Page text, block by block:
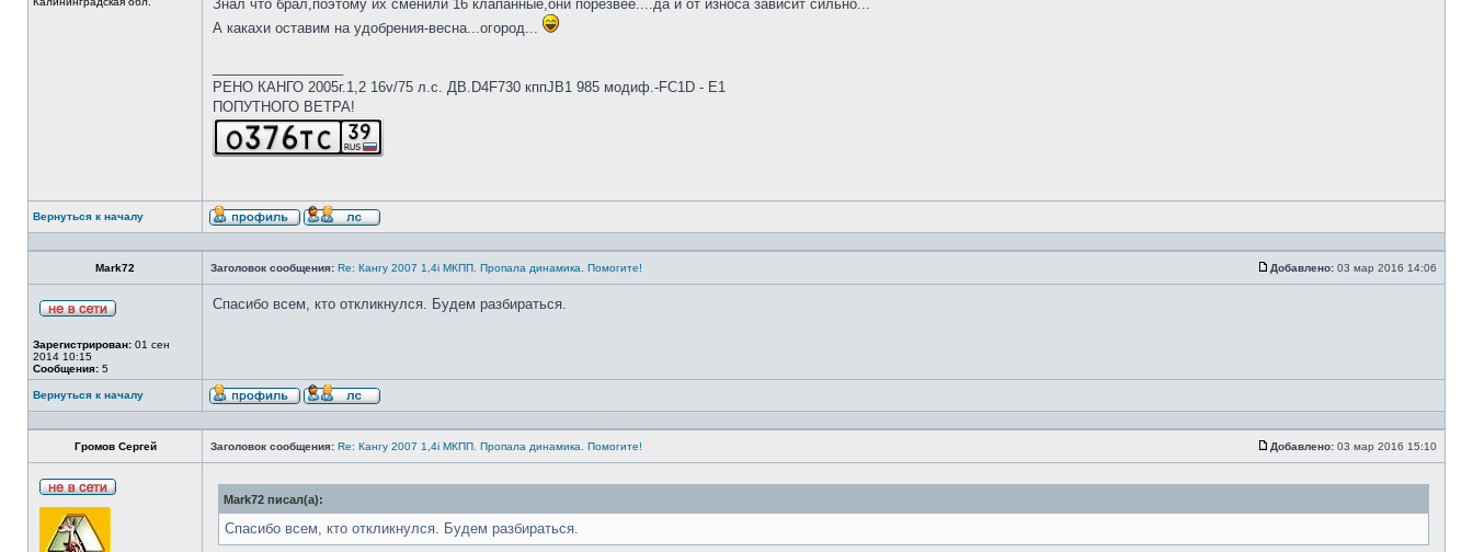
Знал что брал,поэтому их сменили 16 клапанные,они порезвее....да и от износа зависит сильно...
А какахи оставим на удобрения-весна...огород...
РЕНО КАНГО 2005г.1,2 16v/75 л.с. ДВ.D4F730 кппJB1 985 модиф.-FC1D - E1
ПОПУТНОГО ВЕТРА!
Вернуться к началу
Mark72 Заголовок сообщения: Re: Кангу 2007 1,4i МКПП. Пропала динамика. Помогите! Добавлено: 03 мар 2016 14:06
Зарегистрирован: 01 сен
2014 10:15
Сообщения: 5
Спасибо всем, кто откликнулся. Будем разбираться.
Вернуться к началу
Громов Сергей Заголовок сообщения: Re: Кангу 2007 1,4i МКПП. Пропала динамика. Помогите! Добавлено: 03 мар 2016 15:10
Mark72 писал(а):
Спасибо всем, кто откликнулся. Будем разбираться.